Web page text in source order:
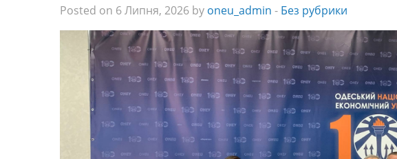
Posted on 6 Липня, 2026 by oneu_admin - Без рубрики